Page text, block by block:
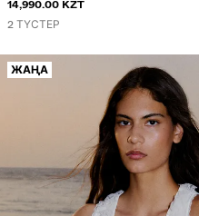
14,990.00 KZT
2 ТҮСТЕР
ЖАҢА